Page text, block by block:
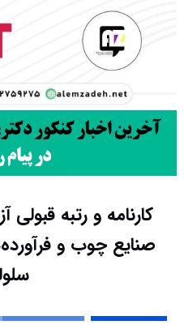
کارنامه و رتبه
صنایع چوب و